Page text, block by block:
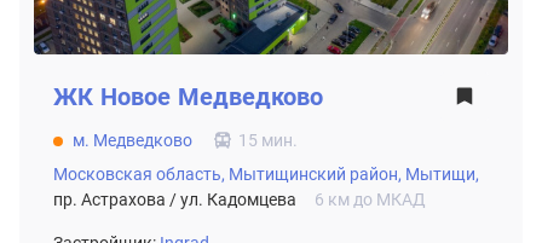
ЖК Новое Медведково
м. Медведково
15 мин.
Московская область, Мытищинский район, Мытищи,
пр. Астрахова / ул. Кадомцева
6 км до МКАД